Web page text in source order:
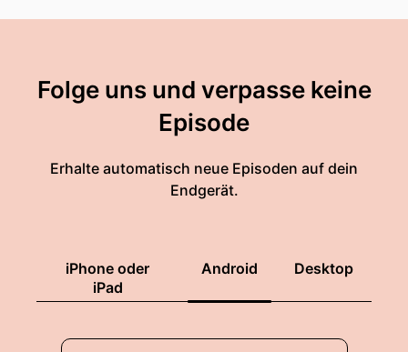
Folge uns und verpasse keine
Episode
Erhalte automatisch neue Episoden auf dein
Endgerät.
iPhone oder
iPad
Android Desktop